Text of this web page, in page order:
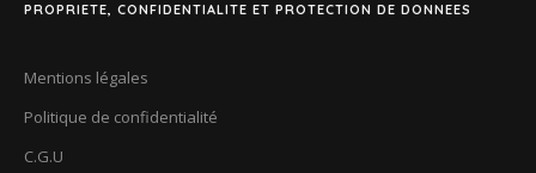
PROPRIETE, CONFIDENTIALITE ET PROTECTION DE DONNEES
Mentions légales
Politique de confidentialité
C.G.U